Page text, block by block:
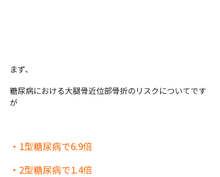
まず、
糖尿病における大腿骨近位部骨折のリスクについてです
が
・1型糖尿病で6.9倍
・2型糖尿病で1.4倍